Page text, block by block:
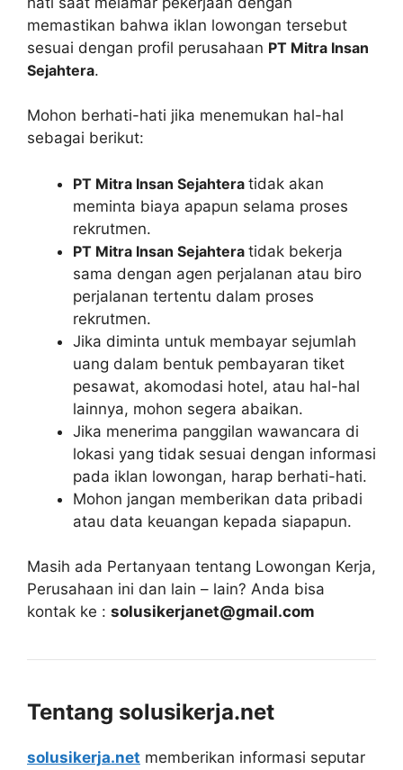
memastikan bahwa iklan lowongan tersebut
sesuai dengan profil perusahaan PT Mitra Insan
Sejahtera.
Mohon berhati-hati jika menemukan hal-hal
sebagai berikut:
PT Mitra Insan Sejahtera tidak akan
meminta biaya apapun selama proses
rekrutmen.
PT Mitra Insan Sejahtera tidak bekerja
sama dengan agen perjalanan atau biro
perjalanan tertentu dalam proses
rekrutmen.
Jika diminta untuk membayar sejumlah
uang dalam bentuk pembayaran tiket
pesawat, akomodasi hotel, atau hal-hal
lainnya, mohon segera abaikan.
Jika menerima panggilan wawancara di
lokasi yang tidak sesuai dengan informasi
pada iklan lowongan, harap berhati-hati.
Mohon jangan memberikan data pribadi
atau data keuangan kepada siapapun.
Masih ada Pertanyaan tentang Lowongan Kerja,
Perusahaan ini dan lain – lain? Anda bisa
kontak ke : solusikerjanet@gmail.com
Tentang solusikerja.net
solusikerja.net memberikan informasi seputar